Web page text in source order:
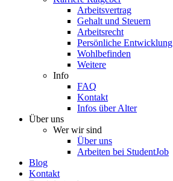
Arbeitsvertrag
Gehalt und Steuern
Arbeitsrecht
Persönliche Entwicklung
Wohlbefinden
Weitere
Info
FAQ
Kontakt
Infos über Alter
Über uns
Wer wir sind
Über uns
Arbeiten bei StudentJob
Blog
Kontakt